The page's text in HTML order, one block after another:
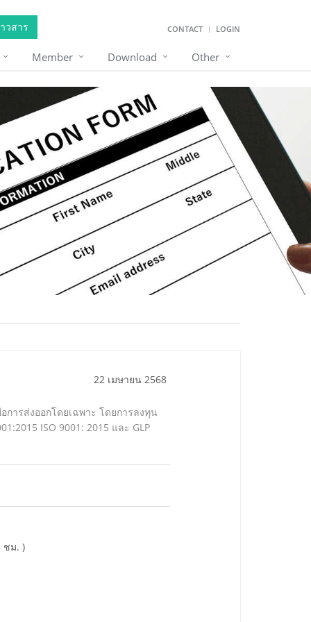
วสาร CONTACT LOGIN
Member Download Other
22 เมษายน 2568
การส่งออกโดยเฉพาะ โดยการลงทุน
ISO 9001: 2015 และ GLP
ชม. )